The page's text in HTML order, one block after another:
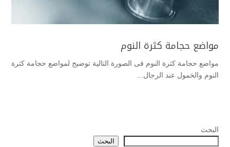
مواضع حجامة كثرة النوم
مواضع حجامة كثرة النوم فى الصورة التالية توضيح لمواضع حجامة كثرة
النوم والخمول عند الرجال...
البحث
البحث